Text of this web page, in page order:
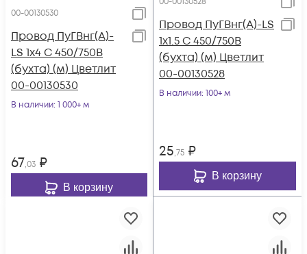
00-00130530
Провод ПуГВнг(А)-
LS 1х4 С 450/750В
(бухта) (м) Цветлит
00-00130530
В наличии: 1 000+ м
67,03 ₽
В корзину
Провод ПуГВнг(А)-LS
1х1.5 С 450/750В
(бухта) (м) Цветлит
00-00130528
В наличии: 100+ м
25,75 ₽
В корзину